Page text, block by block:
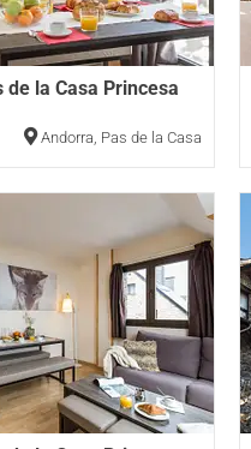
de la Casa Princesa
Andorra, Pas de la Casa